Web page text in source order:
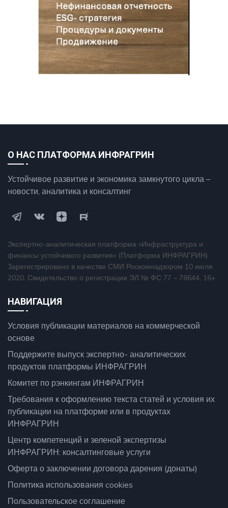
О НАС ПЛАТФОРМА ИНФРАГРИН
Устойчивое развитие и экономика замкнутого цикла –
новости, аналитика и консалтинг
Экспертно-аналитическая платформа «Инфраструктура и
финансы устойчивого развития» (Платформа ИНФРАГРИН).
Зарегистрировано в качестве СМИ Роскомнадзором 10 июля
2020. Свидетельство о регистрации ЭЛ № ФС 77 – 78644. 16+.
НАВИГАЦИЯ
Условия публикации материалов на коммерческой
основе
Поддержите выпуск экспертно- аналитических
продуктов платформы ИНФРАГРИН
Комитет по рэнкингам ИНФРАГРИН
Требования к оформлению текста статей и условия их
публикации на платформе или в продуктах
ИНФРАГРИН
Центр компетенций и зеленой экспертизы
ИНФРАГРИН: консалтинговые услуги
Оферта о заключении договора дарения (донаты)
Политика использования cookies
Пользовательское соглашение